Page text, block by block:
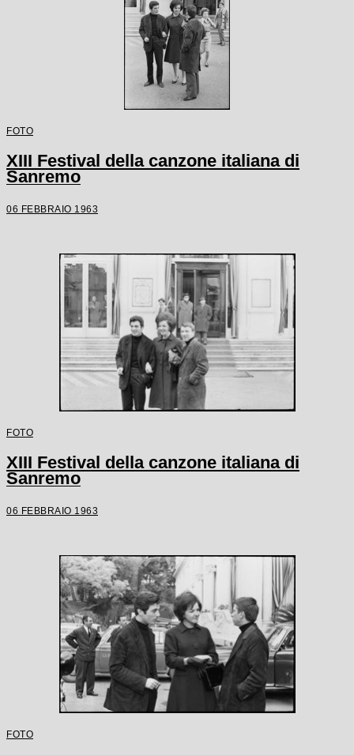
FOTO
XIII Festival della canzone italiana di
Sanremo
06 FEBBRAIO 1963
FOTO
XIII Festival della canzone italiana di
Sanremo
06 FEBBRAIO 1963
FOTO